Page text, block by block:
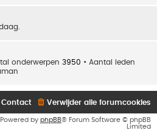
onderwerpen 3950 • Aantal leden
Verwijder alle forumcookies
Contact
Powered by phpBB® Forum Software © phpBB
Limited